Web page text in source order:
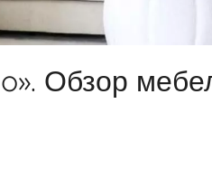
Обзор